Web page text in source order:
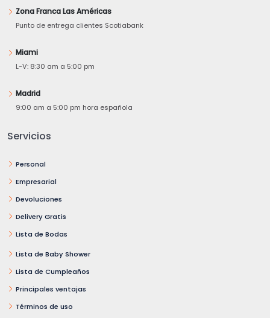
Zona Franca Las Américas
Punto de entrega clientes Scotiabank
Miami
L-V: 8:30 am a 5:00 pm
Madrid
9:00 am a 5:00 pm hora española
Servicios
Personal
Empresarial
Devoluciones
Delivery Gratis
Lista de Bodas
Lista de Baby Shower
Lista de Cumpleaños
Principales ventajas
Términos de uso